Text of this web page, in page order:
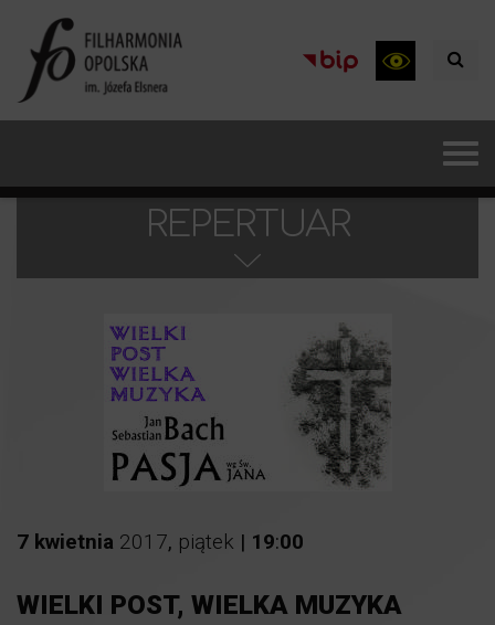
REPERTUAR
7 kwietnia 2017, piątek | 19:00
WIELKI POST, WIELKA MUZYKA